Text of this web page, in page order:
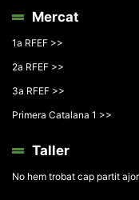
Mercat
1a RFEF >>
2a RFEF >>
3a RFEF >>
Primera Catalana 1 >>
Taller
No hem trobat cap partit